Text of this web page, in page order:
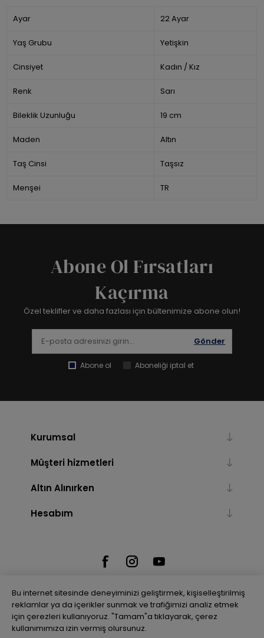
Ayar 22 Ayar
Yaş Grubu Yetişkin
Cinsiyet Kadın / Kız
Renk Sarı
Bileklik Uzunluğu 19 cm
Maden Altın
Taş Cinsi Taşsız
Menşei TR
Abone Ol Fırsatları
Kaçırma
Özel teklifler ve daha fazlası için bültenimize abone olun!
Gönder
Abone ol Aboneliği iptal et
Kurumsal
Müşteri hizmetleri
Altın Alınırken
Hesabım
Powered bynopCommerce
Bu internet sitesinde deneyiminizi geliştirmek, kişiselleştirilmiş
reklamlar ya da içerikler sunmak ve trafiğimizi analiz etmek
için çerezleri kullanıyoruz. "Tamam"a tıklayarak, çerez
kullanımımıza izin vermiş olursunuz.